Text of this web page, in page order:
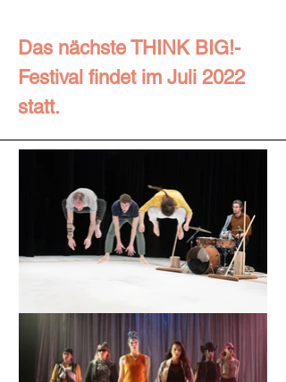
Das nächste THINK BIG!-
Festival findet im Juli 2022
statt.